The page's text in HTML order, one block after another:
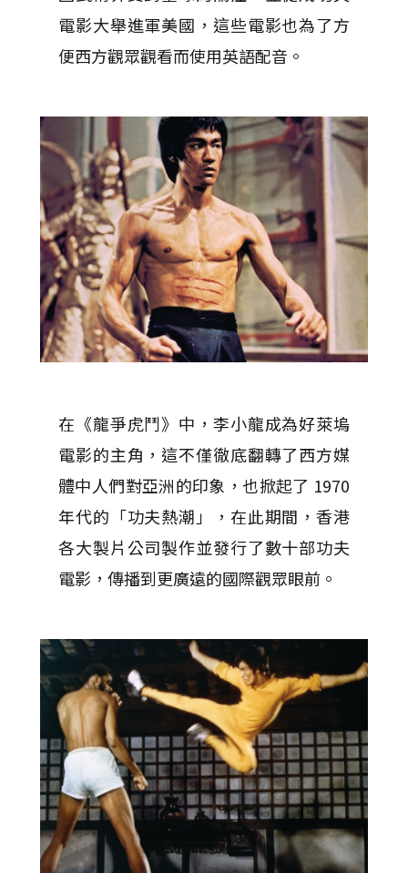
電影大舉進軍美國，這些電影也為了方
便西方觀眾觀看而使用英語配音。
在《龍爭虎鬥》中，李小龍成為好萊塢
電影的主角，這不僅徹底翻轉了西方媒
體中人們對亞洲的印象，也掀起了 1970
年代的「功夫熱潮」，在此期間，香港
各大製片公司製作並發行了數十部功夫
電影，傳播到更廣遠的國際觀眾眼前。